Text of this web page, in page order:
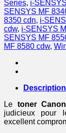
Series, i-
SENSYS MF
8350 cdn, i-
cdw, i-SENSYS
SENSYS MF
MF 8580 cdw,
Description
Le toner
judicieux pour
excellent